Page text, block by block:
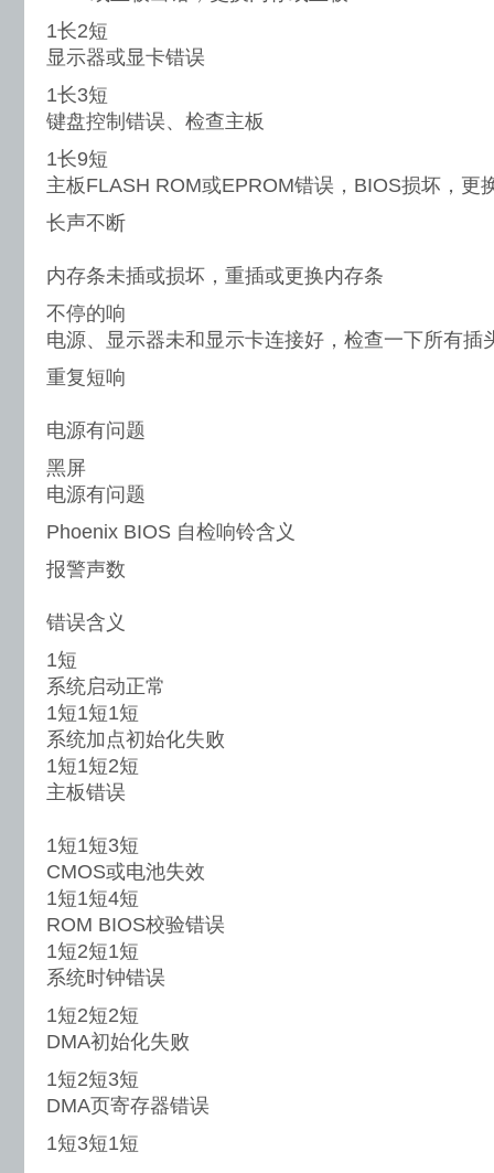
1长2短
显示器或显卡错误
1长3短
键盘控制错误、检查主板
1长9短
主板FLASH ROM或EPROM错误，BIOS损坏，更
长声不断
内存条未插或损坏，重插或更换内存条
不停的响
电源、显示器未和显示卡连接好，检查一下所有插
重复短响
电源有问题
黑屏
电源有问题
Phoenix BIOS 自检响铃含义
报警声数
错误含义
1短
系统启动正常
1短1短1短
系统加点初始化失败
1短1短2短
主板错误
1短1短3短
CMOS或电池失效
1短1短4短
ROM BIOS校验错误
1短2短1短
系统时钟错误
1短2短2短
DMA初始化失败
1短2短3短
DMA页寄存器错误
1短3短1短